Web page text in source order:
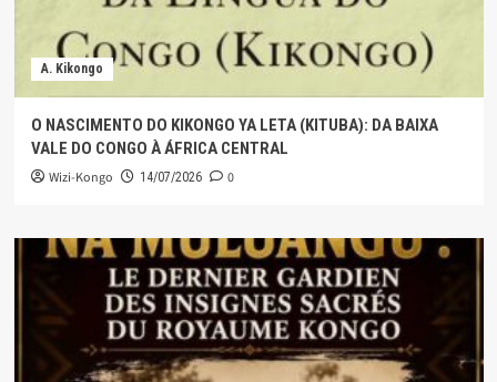
A. Kikongo
O NASCIMENTO DO KIKONGO YA LETA (KITUBA): DA BAIXA
VALE DO CONGO À ÁFRICA CENTRAL
Wizi-Kongo 14/07/2026 0